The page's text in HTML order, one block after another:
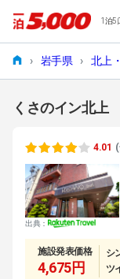
1泊
› 岩手県 › 北上
くさのイン北上
4.01
出典：
施設発表価格
4,675円
シ
ツ